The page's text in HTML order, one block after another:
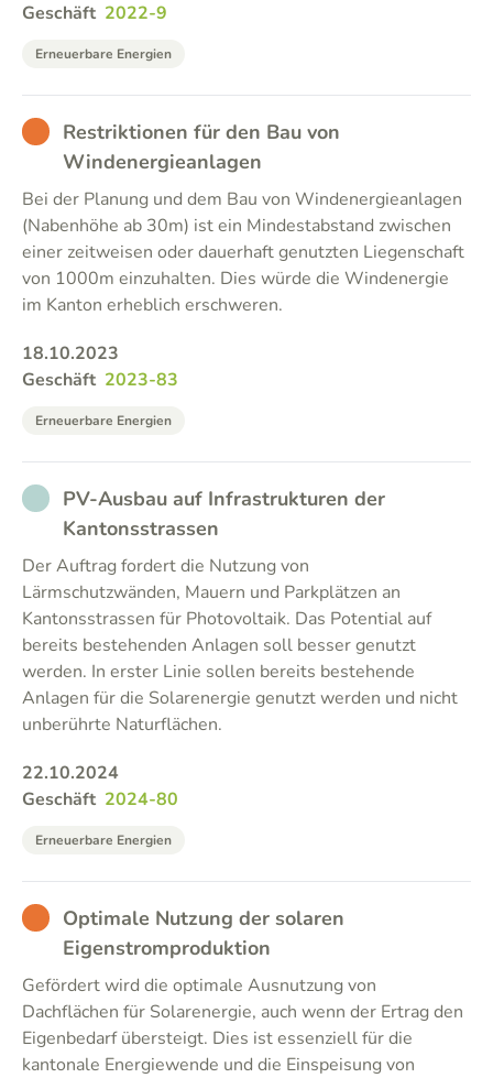
Geschäft 2022-9
Erneuerbare Energien
BAD Restriktionen für den Bau von
Windenergieanlagen
Bei der Planung und dem Bau von Windenergieanlagen
(Nabenhöhe ab 30m) ist ein Mindestabstand zwischen
einer zeitweisen oder dauerhaft genutzten Liegenschaft
von 1000m einzuhalten. Dies würde die Windenergie
im Kanton erheblich erschweren.
18.10.2023
Geschäft 2023-83
Erneuerbare Energien
NOT_PARTICIPATED
PV-Ausbau auf Infrastrukturen der
Kantonsstrassen
Der Auftrag fordert die Nutzung von
Lärmschutzwänden, Mauern und Parkplätzen an
Kantonsstrassen für Photovoltaik. Das Potential auf
bereits bestehenden Anlagen soll besser genutzt
werden. In erster Linie sollen bereits bestehende
Anlagen für die Solarenergie genutzt werden und nicht
unberührte Naturflächen.
22.10.2024
Geschäft 2024-80
Erneuerbare Energien
BAD Optimale Nutzung der solaren
Eigenstromproduktion
Gefördert wird die optimale Ausnutzung von
Dachflächen für Solarenergie, auch wenn der Ertrag den
Eigenbedarf übersteigt. Dies ist essenziell für die
kantonale Energiewende und die Einspeisung von